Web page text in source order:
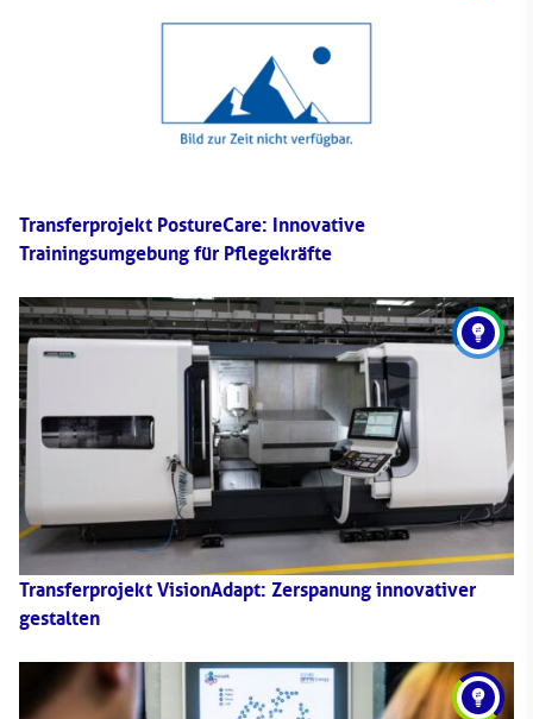
Transferprojekt PostureCare: Innovative
Trainingsumgebung für Pflegekräfte
Transferprojekt VisionAdapt: Zerspanung innovativer
gestalten